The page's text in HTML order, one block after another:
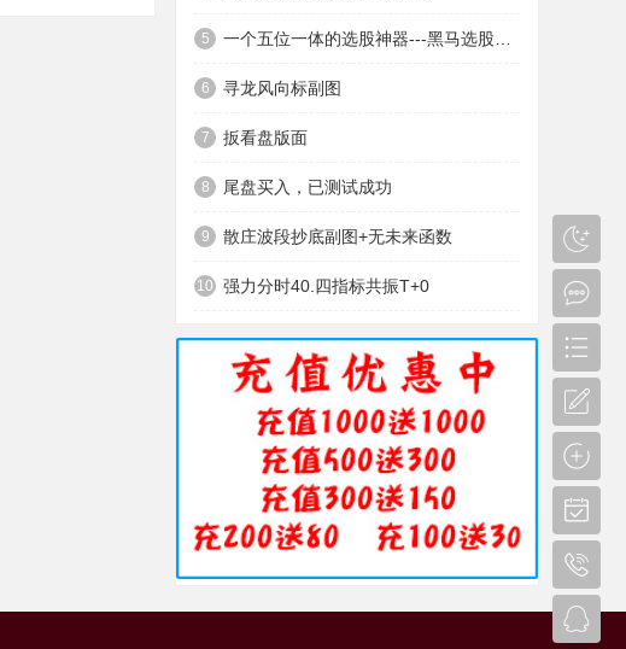
5
6 寻龙风向标副图
7 扳看盘版面
8 尾盘买入，已测试成功
9 散庄波段抄底副图+无未来函数
10 强力分时40.四指标共振T+0